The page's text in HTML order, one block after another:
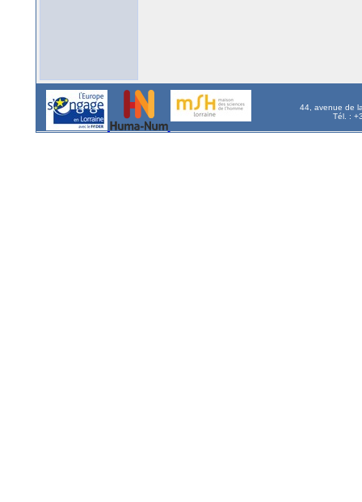
44, avenue de
Tél. :